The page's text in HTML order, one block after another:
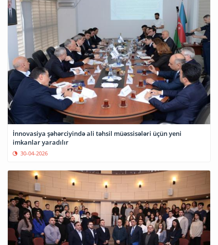
İnnovasiya şəhərciyində ali təhsil müəssisələri üçün yeni
imkanlar yaradılır
30-04-2026